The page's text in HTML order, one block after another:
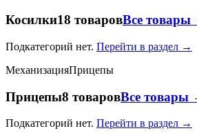
Косилки18 товаровВсе товары
Подкатегорий нет. Перейти в раздел →
МеханизацияПрицепы
Прицепы8 товаровВсе товары
Подкатегорий нет. Перейти в раздел →